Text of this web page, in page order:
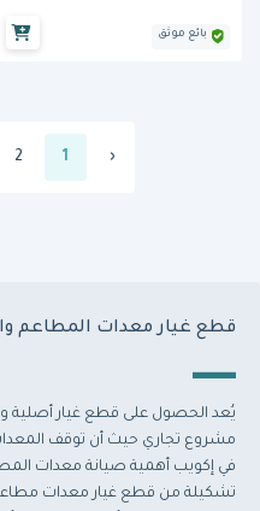
بائع موثق
‹
1
2
قطع غيار معدات المطاعم
يُعد الحصول على قطع غيار أصلية
مشروع تجاري حيث أن توقف
في إكويب أهمية صيانة معدات
تشكيلة من قطع غيار معدات